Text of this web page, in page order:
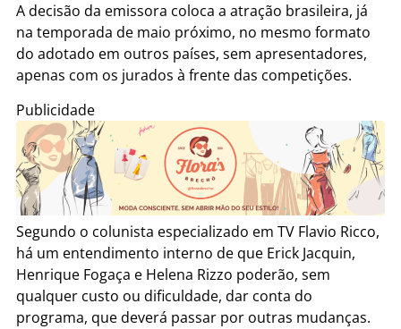
A decisão da emissora coloca a atração brasileira, já
na temporada de maio próximo, no mesmo formato
do adotado em outros países, sem apresentadores,
apenas com os jurados à frente das competições.
Publicidade
Segundo o colunista especializado em TV Flavio Ricco,
há um entendimento interno de que Erick Jacquin,
Henrique Fogaça e Helena Rizzo poderão, sem
qualquer custo ou dificuldade, dar conta do
programa, que deverá passar por outras mudanças.